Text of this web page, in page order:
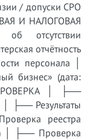
/ допуски СРО
И НАЛОГОВАЯ
отсутствии
отчётность
персонала │
бизнес» (дата:
│ ├──
│ ├── Результаты
реестра
│ ├── Проверка